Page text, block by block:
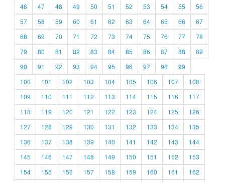
46
47 48 49 50 51 52 53 54 55
56
57
58 59 60 61 62 63 64 65 66
67
68
69 70 71 72 73 74 75 76 77
78
79
80 81 82 83 84 85 86 87 88
89
90
91 92 93 94 95 96 97 98
99
100
101 102 103 104 105 106 107
108
109
110 111 112 113 114 115 116
117
118
119 120 121 122 123 124 125
126
127
128 129 130 131 132 133 134
135
136
137 138 139 140 141 142 143
144
145
146 147 148 149 150 151 152
153
154
155 156 157 158 159 160 161
162